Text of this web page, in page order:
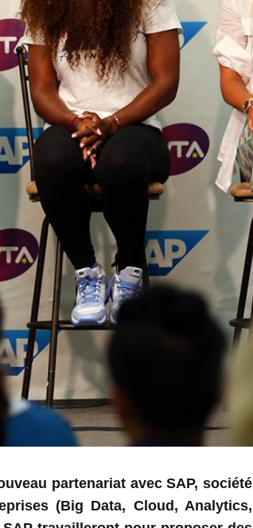
partenariat avec SAP, société
(Big Data, Cloud, Analytics,